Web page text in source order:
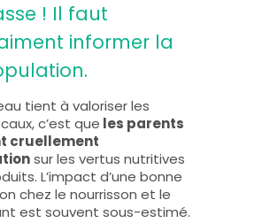
! Il faut
informer la
tient à valoriser les
c’est que les parents
cruellement
sur les vertus nutritives
L’impact d’une bonne
chez le nourrisson et le
est souvent sous-estimé.